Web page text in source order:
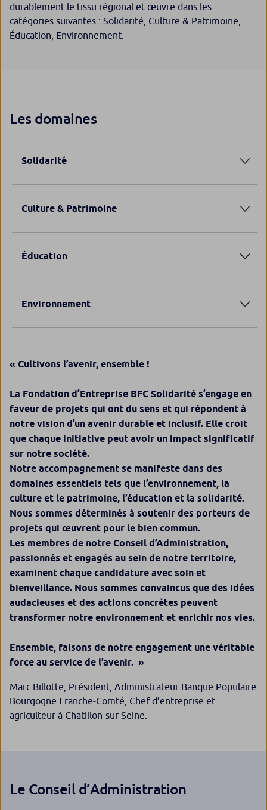
durablement le tissu régional et œuvre dans les
catégories suivantes : Solidarité, Culture & Patrimoine,
Éducation, Environnement.
Les domaines
Solidarité
L’accompagnement d’actions visant à favoriser le
difficulté, en situation de vulnérabilité, d’exclusion ou
Culture & Patrimoine
d’actions favorisant la diffusion de savoirs au plus
• La préservation du patrimoine historique et culturel
par le soutien aux actions de sauvegarde, valorisation
entretien, restauration du patrimoine matériel
(paysages construits, architecture, urbanisme, objets
d’art…) ou immatériel (chants, costumes, traditions
gastronomiques…).
Éducation
L’accès à l’éducation pour tous, l’amélioration de la
qualité de travail des élèves et des enseignants, le
soutien de projet sportif, culturel et pédagogique
visant à améliorer les connaissances des adultes de
Environnement
La préservation de l’environnement par le soutien aux
actions de protection de la nature et de lutte contre
le réchauffement de notre planète.
« Cultivons l’avenir, ensemble !
La Fondation d’Entreprise BFC Solidarité s’engage en
faveur de projets qui ont du sens et qui répondent à
notre vision d’un avenir durable et inclusif. Elle croit
que chaque initiative peut avoir un impact significatif
sur notre société.
Notre accompagnement se manifeste dans des
domaines essentiels tels que l’environnement, la
culture et le patrimoine, l’éducation et la solidarité.
Nous sommes déterminés à soutenir des porteurs de
projets qui œuvrent pour le bien commun.
Les membres de notre Conseil d’Administration,
passionnés et engagés au sein de notre territoire,
examinent chaque candidature avec soin et
bienveillance. Nous sommes convaincus que des idées
audacieuses et des actions concrètes peuvent
transformer notre environnement et enrichir nos vies.
Ensemble, faisons de notre engagement une véritable
force au service de l’avenir. »
Marc Billotte, Président, Administrateur Banque Populaire
Bourgogne Franche-Comté, Chef d’entreprise et
agriculteur à Chatillon-sur-Seine.
Le Conseil d’Administration